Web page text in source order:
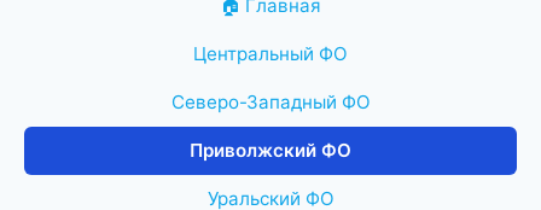
🏠 Главная
Центральный ФО
Северо-Западный ФО
Приволжский ФО
Уральский ФО